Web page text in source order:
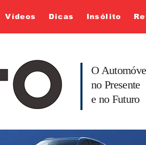
Vídeos Dicas Insólito
O
no Presente
e no Futuro